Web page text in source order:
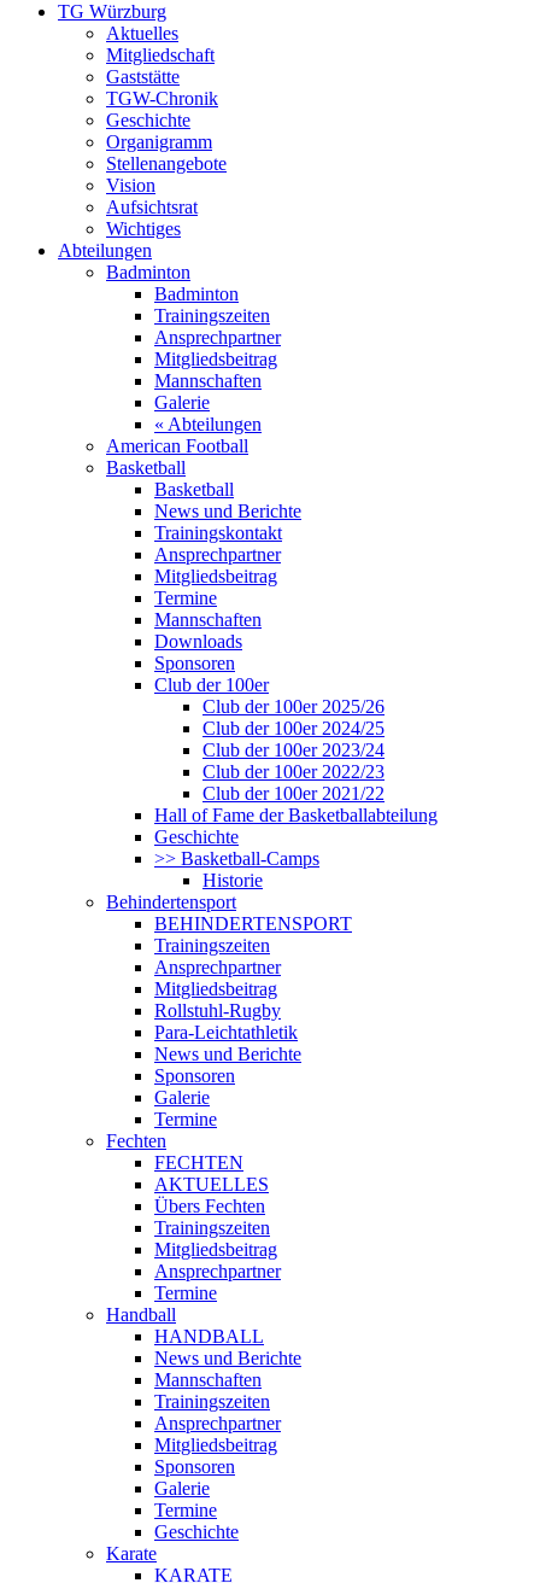
TG Würzburg
Aktuelles
Mitgliedschaft
Gaststätte
TGW-Chronik
Geschichte
Organigramm
Stellenangebote
Vision
Aufsichtsrat
Wichtiges
Abteilungen
Badminton
Badminton
Trainingszeiten
Ansprechpartner
Mitgliedsbeitrag
Mannschaften
Galerie
« Abteilungen
American Football
Basketball
Basketball
News und Berichte
Trainingskontakt
Ansprechpartner
Mitgliedsbeitrag
Termine
Mannschaften
Downloads
Sponsoren
Club der 100er
Club der 100er 2025/26
Club der 100er 2024/25
Club der 100er 2023/24
Club der 100er 2022/23
Club der 100er 2021/22
Hall of Fame der Basketballabteilung
Geschichte
>> Basketball-Camps
Historie
Behindertensport
BEHINDERTENSPORT
Trainingszeiten
Ansprechpartner
Mitgliedsbeitrag
Rollstuhl-Rugby
Para-Leichtathletik
News und Berichte
Sponsoren
Galerie
Termine
Fechten
FECHTEN
AKTUELLES
Übers Fechten
Trainingszeiten
Mitgliedsbeitrag
Ansprechpartner
Termine
Handball
HANDBALL
News und Berichte
Mannschaften
Trainingszeiten
Ansprechpartner
Mitgliedsbeitrag
Sponsoren
Galerie
Termine
Geschichte
Karate
KARATE